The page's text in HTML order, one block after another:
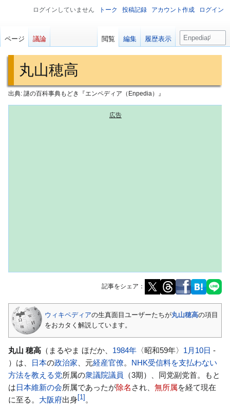
丸山穂高
出典: 謎の百科事典もどき『エンペディア（Enpedia）』
記事をシェア：
ビ
ー
シ
ョ
ン
索
移
動
ウィキペディアの生真面目ユーザーたちが丸山穂高の項目
をおカタく解説しています。
丸山 穂高 （まるやま ほだか、 1984年 〈昭和59年〉 1月10日 -
）は、
日本の政治家 、元経産官僚。 NHK受信料を支払わない
方法を教える党所属の衆議院議員
（3期）、同党副党首。もと
は日本維新の会所属であったが除名 され、 無所属を経て現在
に至る。 大阪府出身 1 。
ログインしていません トーク 投稿記録 アカウント作成 ログイン
ページ 議論 閲覧 編集 履歴表示
検
索